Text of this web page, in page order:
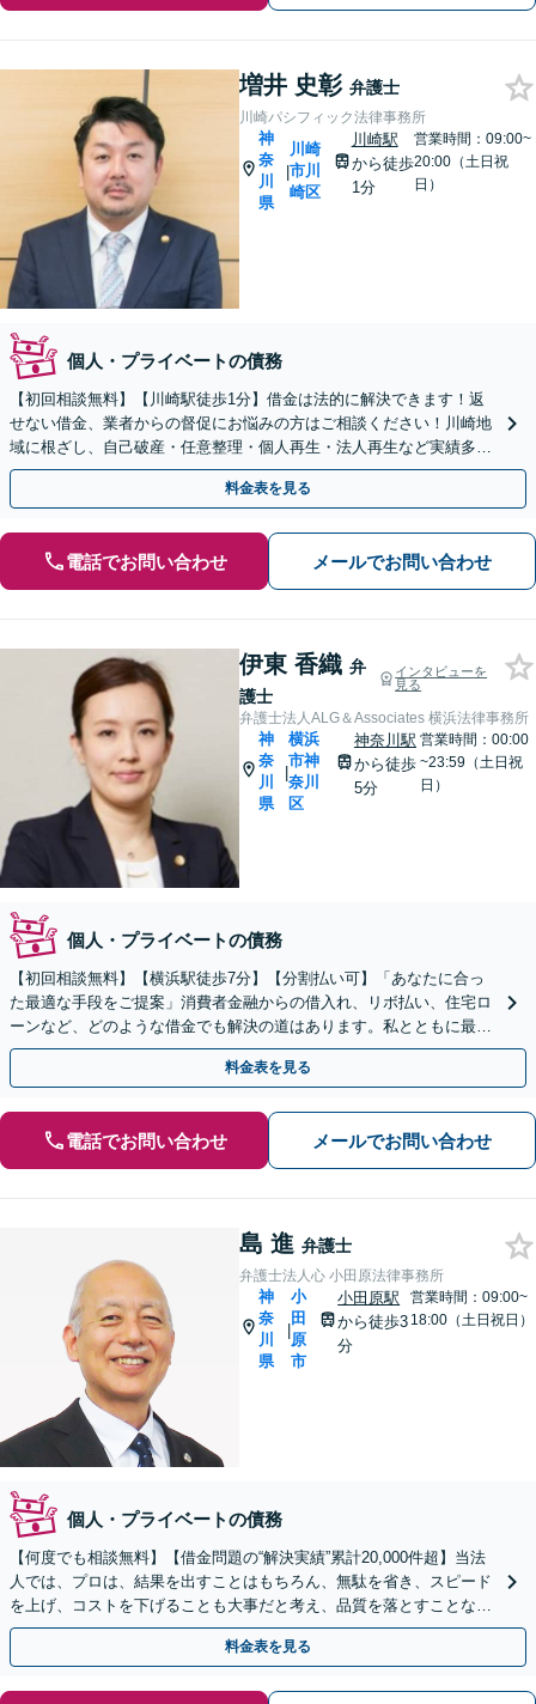
増井 史彰 弁護士
川崎パシフィック法律事務所
神
奈
川
県
|
川崎
市川
崎区
川崎駅
から徒歩
1分
営業時間：09:00~
20:00（土日祝
日）
個人・プライベートの債務
【初回相談無料】【川崎駅徒歩1分】借金は法的に解決できます！返
せない借金、業者からの督促にお悩みの方はご相談ください！川崎地
域に根ざし、自己破産・任意整理・個人再生・法人再生など実績多
数。あなたの人生の再スタートを全力で後押しします。
料金表を見る
電話でお問い合わせ メールでお問い合わせ
伊東 香織 弁
護士
インタビューを
見る
弁護士法人ALG＆Associates 横浜法律事務所
神
奈
川
県
|
横浜
市神
奈川
区
神奈川駅
から徒歩
5分
営業時間：00:00
~23:59（土日祝
日）
個人・プライベートの債務
【初回相談無料】【横浜駅徒歩7分】【分割払い可】「あなたに合っ
た最適な手段をご提案」消費者金融からの借入れ、リボ払い、住宅ロ
ーンなど、どのような借金でも解決の道はあります。私とともに最善
の解決を図りましょう【安心の完全個室対応／秘密厳守】
料金表を見る
電話でお問い合わせ メールでお問い合わせ
島 進 弁護士
弁護士法人心 小田原法律事務所
神
奈
川
県
|
小
田
原
市
小田原駅
から徒歩3
分
営業時間：09:00~
18:00（土日祝日）
個人・プライベートの債務
【何度でも相談無料】【借金問題の“解決実績”累計20,000件超】当法
人では、プロは、結果を出すことはもちろん、無駄を省き、スピード
を上げ、コストを下げることも大事だと考え、品質を落とすことな
く、費用を可能な限り安くすることにこだわります。
料金表を見る